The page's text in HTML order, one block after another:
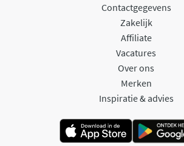
Contactgegevens
Zakelijk
Affiliate
Vacatures
Over ons
Merken
Inspiratie & advies